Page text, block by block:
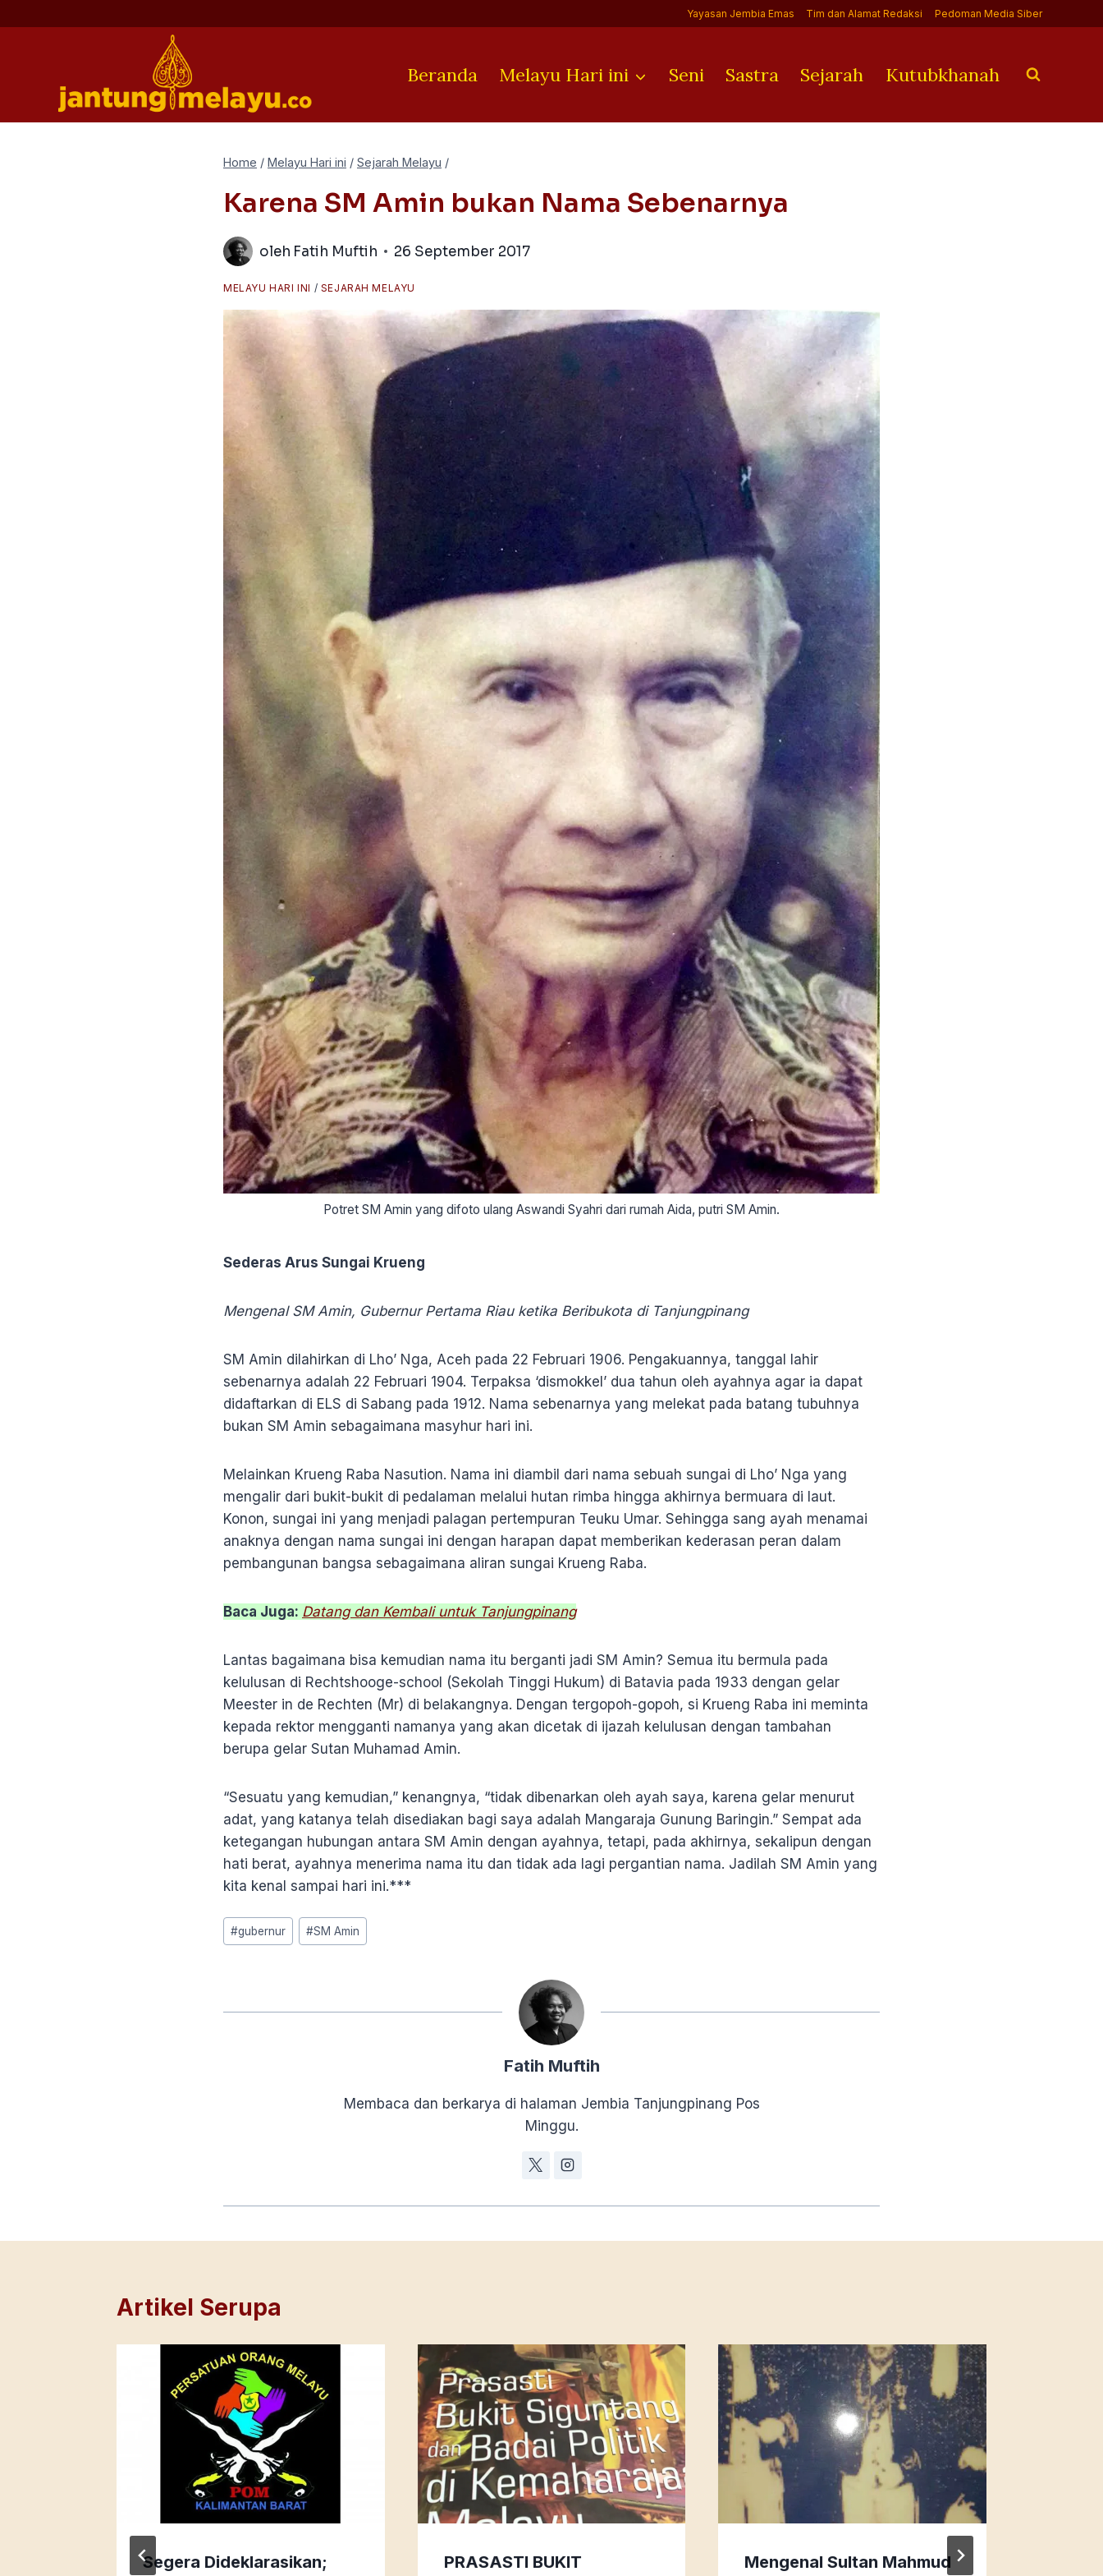
to
Yayasan Jembia Emas Tim dan Alamat Redaksi Pedoman Media Siber
Beranda Melayu Hari ini Seni Sastra Sejarah Kutubkhanah
Home / Melayu Hari ini / Sejarah Melayu /
Karena SM Amin bukan Nama Sebenarnya
oleh Fatih Muftih 26 September 2017
MELAYU HARI INI / SEJARAH MELAYU
Potret SM Amin yang difoto ulang Aswandi Syahri dari rumah Aida, putri SM Amin.
Sederas Arus Sungai Krueng
Mengenal SM Amin, Gubernur Pertama Riau ketika Beribukota di Tanjungpinang
SM Amin dilahirkan di Lho’ Nga, Aceh pada 22 Februari 1906. Pengakuannya, tanggal lahir
sebenarnya adalah 22 Februari 1904. Terpaksa ‘dismokkel’ dua tahun oleh ayahnya agar ia dapat
didaftarkan di ELS di Sabang pada 1912. Nama sebenarnya yang melekat pada batang tubuhnya
bukan SM Amin sebagaimana masyhur hari ini.
Melainkan Krueng Raba Nasution. Nama ini diambil dari nama sebuah sungai di Lho’ Nga yang
mengalir dari bukit-bukit di pedalaman melalui hutan rimba hingga akhirnya bermuara di laut.
Konon, sungai ini yang menjadi palagan pertempuran Teuku Umar. Sehingga sang ayah menamai
anaknya dengan nama sungai ini dengan harapan dapat memberikan kederasan peran dalam
pembangunan bangsa sebagaimana aliran sungai Krueng Raba.
Baca Juga: Datang dan Kembali untuk Tanjungpinang
Lantas bagaimana bisa kemudian nama itu berganti jadi SM Amin? Semua itu bermula pada
kelulusan di Rechtshooge-school (Sekolah Tinggi Hukum) di Batavia pada 1933 dengan gelar
Meester in de Rechten (Mr) di belakangnya. Dengan tergopoh-gopoh, si Krueng Raba ini meminta
kepada rektor mengganti namanya yang akan dicetak di ijazah kelulusan dengan tambahan
berupa gelar Sutan Muhamad Amin.
“Sesuatu yang kemudian,” kenangnya, “tidak dibenarkan oleh ayah saya, karena gelar menurut
adat, yang katanya telah disediakan bagi saya adalah Mangaraja Gunung Baringin.” Sempat ada
ketegangan hubungan antara SM Amin dengan ayahnya, tetapi, pada akhirnya, sekalipun dengan
hati berat, ayahnya menerima nama itu dan tidak ada lagi pergantian nama. Jadilah SM Amin yang
kita kenal sampai hari ini.***
Post
Tags:
#gubernur #SM Amin
Fatih Muftih
Membaca dan berkarya di halaman Jembia Tanjungpinang Pos
Minggu.
Artikel Serupa
Segera Dideklarasikan; PRASASTI BUKIT Mengenal Sultan Mahmud